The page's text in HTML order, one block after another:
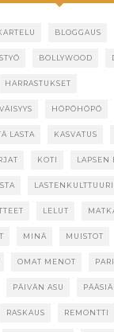
BLOGGAUS
BOLLYWOOD
HARRASTUKSET
HÖPÖHÖPÖ
LASTA KASVATUS
KOTI LAPSEN
LASTENKULTTUURI
LELUT
MINÄ MUISTOT
OMAT MENOT
PÄIVÄN ASU
RASKAUS REMONTTI